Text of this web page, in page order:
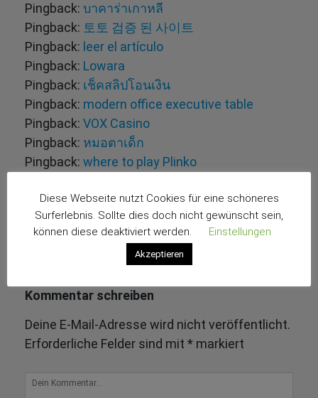
Pingback: บาคาร่าเกาหลี
Pingback: 토토 검증 된 사이트
Pingback: leer el artículo
Pingback: Lowara
Pingback: เช็คสลิปโอนเงิน
Pingback: modern office executive table
Pingback: VOX Casino
Pingback: หมอตาเด็ก
Pingback: where to play Plinko
Pingback:กราฟีน
Pingback:Legacy of Dead in Nederland
Pingback:44botox
เครื่องเป่าแอลกอฮอล์
Kommentar schreiben
Deine E-Mail-Adresse wird nicht veröffentlicht.
Erforderliche Felder sind mit * markiert
Diese Webseite nutzt Cookies für eine schöneres
Surferlebnis. Sollte dies doch nicht gewünscht sein,
können diese deaktiviert werden.
Einstellungen
Akzeptieren